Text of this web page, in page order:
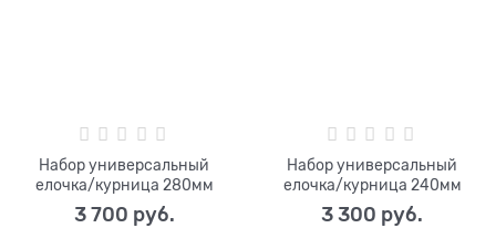
Набор универсальный
елочка/курница 280мм
3 700 руб.
Набор универсальный
елочка/курница 240мм
3 300 руб.